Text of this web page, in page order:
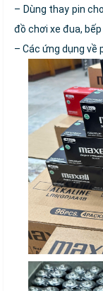
– Dùng thay pin
đồ chơi xe đua, bếp
– Các ứng dụng về